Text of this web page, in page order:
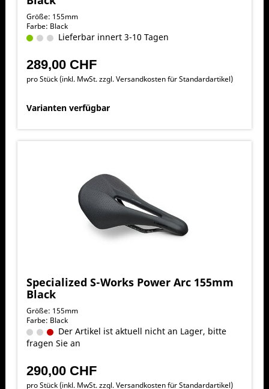
Größe: 155mm
Farbe: Black
Lieferbar innert 3-10 Tagen
289,00 CHF
pro Stück (inkl. MwSt. zzgl.Versandkosten für Standardartikel)
Varianten verfügbar
Specialized S-Works Power Arc 155mm
Black
Größe: 155mm
Farbe: Black
Der Artikel ist aktuell nicht an Lager, bitte
fragen Sie an
290,00 CHF
pro Stück (inkl. MwSt. zzgl.Versandkosten für Standardartikel)